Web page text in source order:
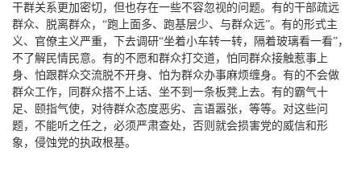
干群关系更加密切，但也存在一些不容忽视的问题。有的干部疏远
群众、脱离群众，“跑上面多、跑基层少、与群众远”。有的形式主
义、官僚主义严重，下去调研“坐着小车转一转，隔着玻璃看一看”，
不了解民情民意。有的不愿和群众打交道，怕同群众接触惹事上
身、怕跟群众交流脱不开身、怕为群众办事麻烦缠身。有的不会做
群众工作，同群众搭不上话、坐不到一条板凳上去。有的霸气十
足、颐指气使，对待群众态度恶劣、言语嚣张，等等。对这些问
题，不能听之任之，必须严肃查处，否则就会损害党的威信和形
象，侵蚀党的执政根基。